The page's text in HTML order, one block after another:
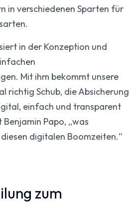
in verschiedenen Sparten für
in der Konzeption und
Mit ihm bekommt unsere
richtig Schub, die Absicherung
einfach und transparent
Papo, „was
digitalen Boomzeiten.“
zum